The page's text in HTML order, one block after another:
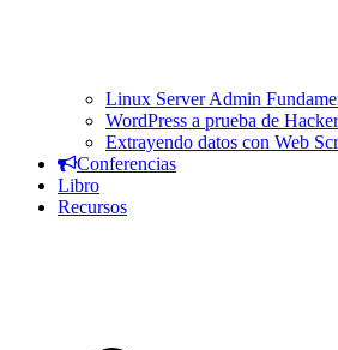
Linux Server Admin
WordPress a prueba de
Extrayendo datos con Web
Conferencias
Libro
Recursos